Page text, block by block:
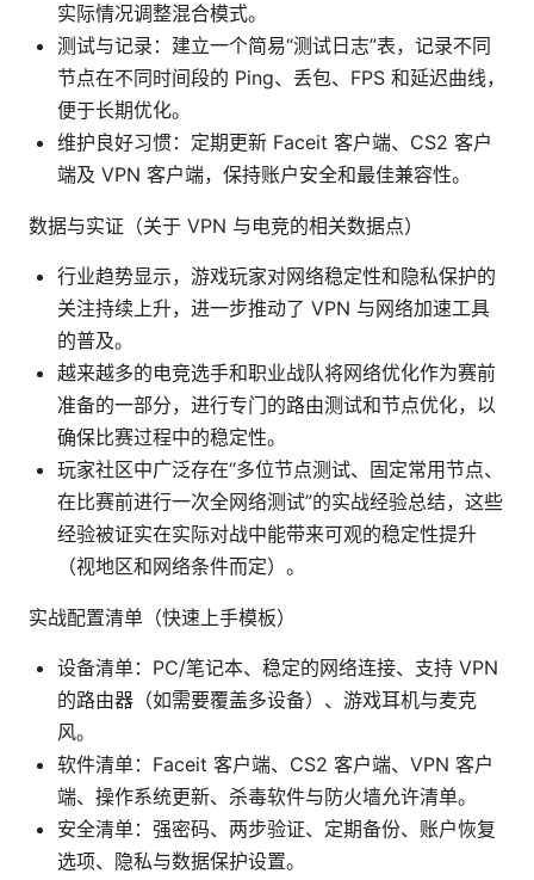
实际情况调整混合模式。
测试与记录：建立一个简易“测试日志”表，记录不同
节点在不同时间段的 Ping、丢包、FPS 和延迟曲线，
便于长期优化。
维护良好习惯：定期更新 Faceit 客户端、CS2 客户
端及 VPN 客户端，保持账户安全和最佳兼容性。
数据与实证（关于 VPN 与电竞的相关数据点）
行业趋势显示，游戏玩家对网络稳定性和隐私保护的
关注持续上升，进一步推动了 VPN 与网络加速工具
的普及。
越来越多的电竞选手和职业战队将网络优化作为赛前
准备的一部分，进行专门的路由测试和节点优化，以
确保比赛过程中的稳定性。
玩家社区中广泛存在“多位节点测试、固定常用节点、
在比赛前进行一次全网络测试”的实战经验总结，这些
经验被证实在实际对战中能带来可观的稳定性提升
（视地区和网络条件而定）。
实战配置清单（快速上手模板）
设备清单：PC/笔记本、稳定的网络连接、支持 VPN
的路由器（如需要覆盖多设备）、游戏耳机与麦克
风。
软件清单：Faceit 客户端、CS2 客户端、VPN 客户
端、操作系统更新、杀毒软件与防火墙允许清单。
安全清单：强密码、两步验证、定期备份、账户恢复
选项、隐私与数据保护设置。